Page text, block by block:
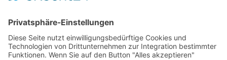
Dein Wunschthema für den
Montagskick.
Name